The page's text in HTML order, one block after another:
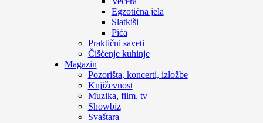
Egzotična jela
Slatkiši
Pića
Praktični saveti
Čišćenje kuhinje
Magazin
Pozorišta, koncerti, izložbe
Književnost
Muzika, film, tv
Showbiz
Svaštara